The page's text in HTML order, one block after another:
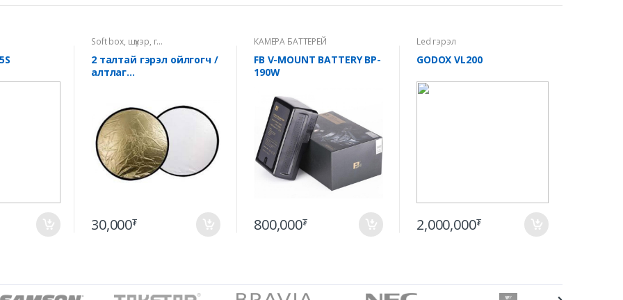
Soft box, шүхэр, г...
2 талтай гэрэл ойлгогч /
алтлаг...
30,000₮
КАМЕРА БАТТЕРЕЙ
FB V-MOUNT BATTERY BP-
190W
800,000₮
Led гэрэл
GODOX VL200
2,000,000₮